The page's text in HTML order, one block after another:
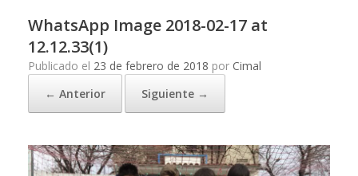
WhatsApp Image 2018-02-17 at
12.12.33(1)
Publicado el 23 de febrero de 2018 por Cimal
← Anterior
Siguiente →